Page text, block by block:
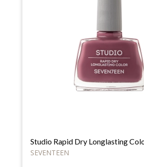
Studio Rapid Dry Longlasting
SEVENTEEN